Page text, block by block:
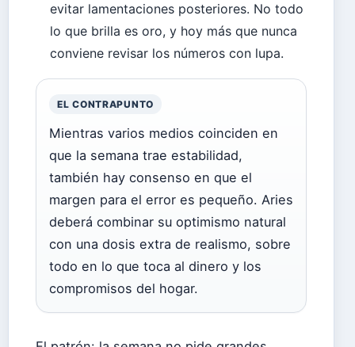
evitar lamentaciones posteriores. No todo
lo que brilla es oro, y hoy más que nunca
conviene revisar los números con lupa.
EL CONTRAPUNTO
Mientras varios medios coinciden en
que la semana trae estabilidad,
también hay consenso en que el
margen para el error es pequeño. Aries
deberá combinar su optimismo natural
con una dosis extra de realismo, sobre
todo en lo que toca al dinero y los
compromisos del hogar.